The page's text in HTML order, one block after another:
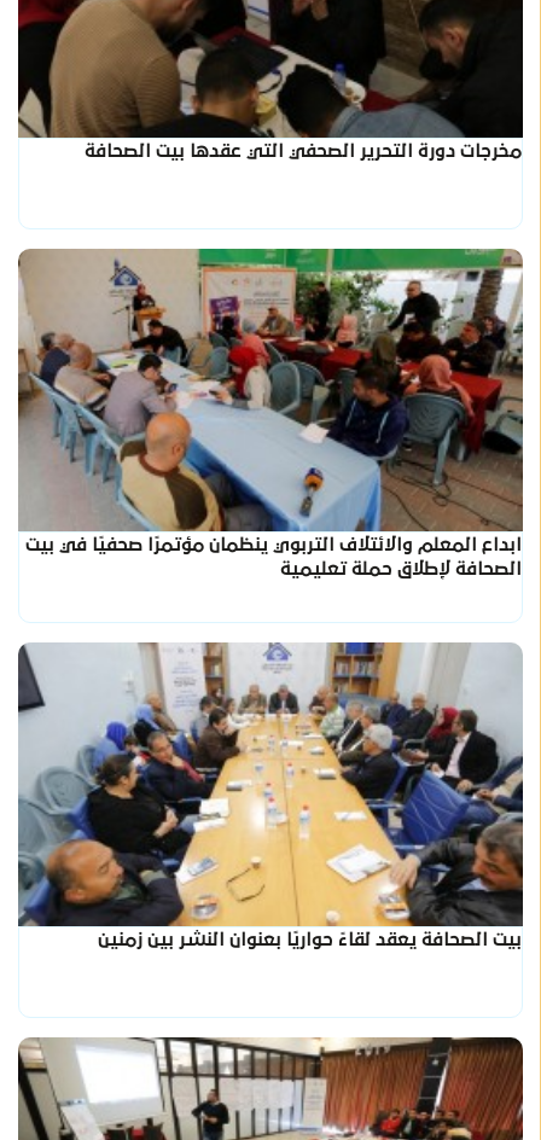
مخرجات دورة التحرير الصحفي التي عقدها بيت الصحافة
ابداع المعلم والائتلاف التربوي ينظمان مؤتمرًا صحفيًا في بيت
الصحافة لإطلاق حملة تعليمية
بيت الصحافة يعقد لقاءً حواريًا بعنوان النشر بين زمنين